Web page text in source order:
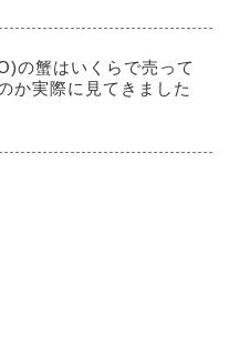
の蟹はいくらで売って
か実際に見てきました